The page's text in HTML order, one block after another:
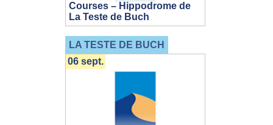
Courses – Hippodrome de
La Teste de Buch
LA TESTE DE BUCH
06 sept.